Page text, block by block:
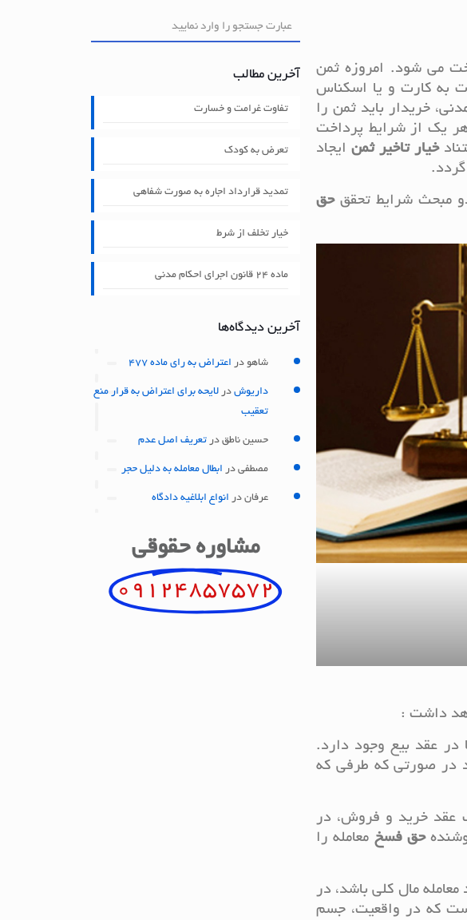
می شود. امروزه ثمن
به کارت و یا اسکناس
خریدار پرداخت کننده ثمن می باشد. طبق ماده 394 قانون مدنی، خریدار باید ثمن را
هر یک از شرایط پرداخت
خیار تاخیر ثمنایجاد
گردد.
مبحث شرایط تحققحق
داشت :
در عقد بیع وجود دارد.
در صورتی که طرفی که
عقد خرید و فروش، در
حق فسخ معامله را
مال کلی باشد، در
که در واقعیت، جسم
آخرین مطالب
تفاوت غرامت و خسارت
تعرض به کودک
تمدید قرارداد اجاره به صورت شفاهی
خیار تخلف از شرط
ماده ۲۴ قانون اجرای احکام مدنی
آخرین دیدگاه‌ها
شاهو در اعتراض به رای ماده 477
داریوشدر لایحه برای اعتراض به قرار منع
تعقیب
حسین ناطقدر تعریف اصل عدم
مصطفیدر ابطال معامله به دلیل حجر
عرفاندر انواع ابلاغیه دادگاه
مشاوره حقوقی
09124857572